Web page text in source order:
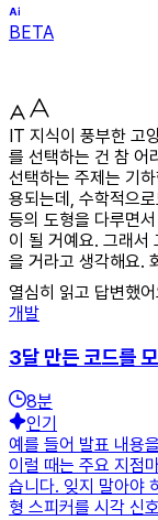
BETA
IT 지식이 풍부한 고
를 선택하는 건 참 어
선택하는 주제는 기
용되는데, 수학적으
등의 도형을 다루면
이 될 거예요. 그래서
을 거라고 생각해요.
열심히 읽고 답변했
개발
3달 만든 코드를
8분
인기
예를 들어 발표 내용
이럴 때는 주요 지점
습니다. 잊지 말아야
형 스피커를 시각 신